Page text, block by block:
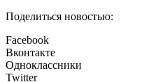
Поделиться новостью:
Facebook
Вконтакте
Одноклассники
Twitter